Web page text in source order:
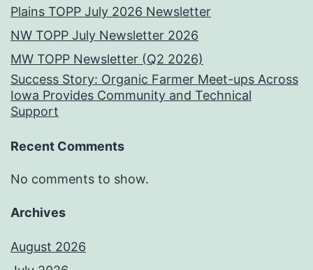
Plains TOPP July 2026 Newsletter
NW TOPP July Newsletter 2026
MW TOPP Newsletter (Q2 2026)
Success Story: Organic Farmer Meet-ups Across
Iowa Provides Community and Technical
Support
Recent Comments
No comments to show.
Archives
August 2026